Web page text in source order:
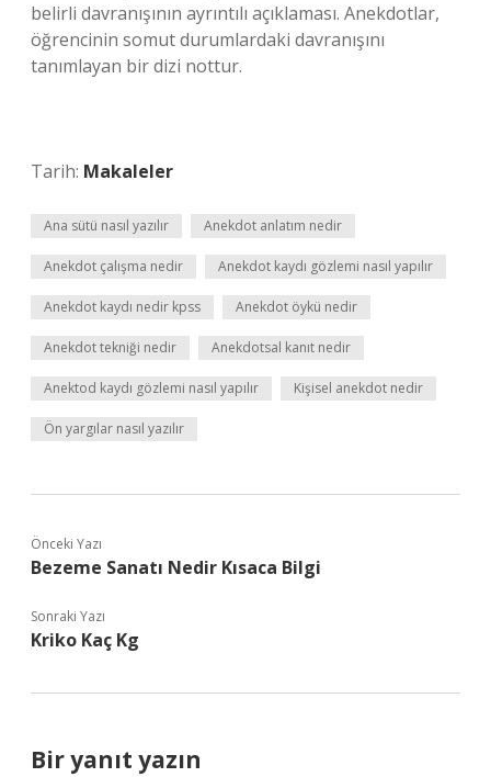
belirli davranışının ayrıntılı açıklaması. Anekdotlar,
öğrencinin somut durumlardaki davranışını
tanımlayan bir dizi nottur.
Tarih: Makaleler
Ana sütü nasıl yazılır Anekdot anlatım nedir
Anekdot çalışma nedir Anekdot kaydı gözlemi nasıl yapılır
Anekdot kaydı nedir kpss Anekdot öykü nedir
Anekdot tekniği nedir Anekdotsal kanıt nedir
Anektod kaydı gözlemi nasıl yapılır Kişisel anekdot nedir
Ön yargılar nasıl yazılır
Önceki Yazı
Bezeme Sanatı Nedir Kısaca Bilgi
Sonraki Yazı
Kriko Kaç Kg
Bir yanıt yazın